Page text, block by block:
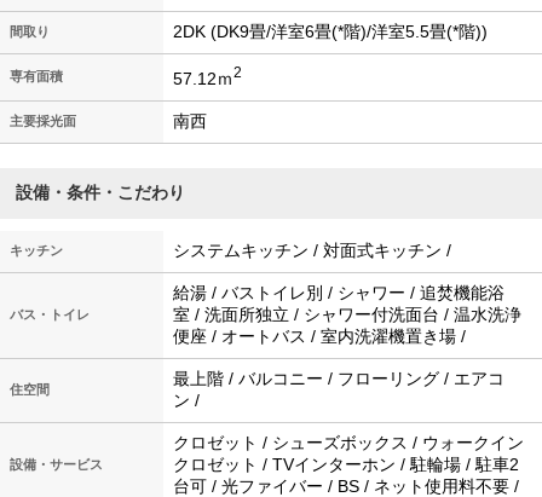
間取り 2DK (DK9畳/洋室6畳(*階)/洋室5.5畳(*階))
専有面積 57.12ｍ2
主要採光面 南西
設備・条件・こだわり
キッチン システムキッチン / 対面式キッチン /
バス・トイレ
給湯 / バストイレ別 / シャワー / 追焚機能浴
室 / 洗面所独立 / シャワー付洗面台 / 温水洗浄
便座 / オートバス / 室内洗濯機置き場 /
住空間
最上階 / バルコニー / フローリング / エアコ
ン /
設備・サービス
クロゼット / シューズボックス / ウォークイン
クロゼット / TVインターホン / 駐輪場 / 駐車2
台可 / 光ファイバー / BS / ネット使用料不要 /